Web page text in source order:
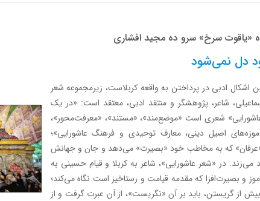
«یاقوت سرخ» سرو ده مجید افشاری
دل نمی‌شود
اشکال ادبی در پرداختن به واقعه کربلاست، زیرمجموعه شعر
شاعر، پژوهشگر و منتقد ادبی، معتقد است: «در یک
شعری است «موضع‌مند»، «مستند»، «معرفت‌محور»،
اصیل دینی، معارف توحیدی و فرهنگ عاشورایی»؛
که به مخاطب خود «بصیرت» می‌دهد و جان و جهانش
می‌زند. در «شعر عاشورایی»، شاعر به کربلا و قیام حسینی به
و بصیرت‌افزا که مقدمه قیامت و رستاخیز است نگاه می‌کند؛
از گریستن، باید بر آن «نگریست»، از آن عبرت گرفت و از